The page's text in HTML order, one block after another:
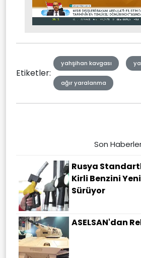
Unmute Stream
Etiketler:
yahşihan kavgası
ağır yaralanma
Son
Rusya
Kirli Benzini
Sürüyor
ASELSAN'dan